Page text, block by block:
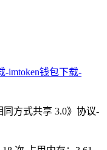
-imtoken钱包下载-
方式共享 3.0》协议-